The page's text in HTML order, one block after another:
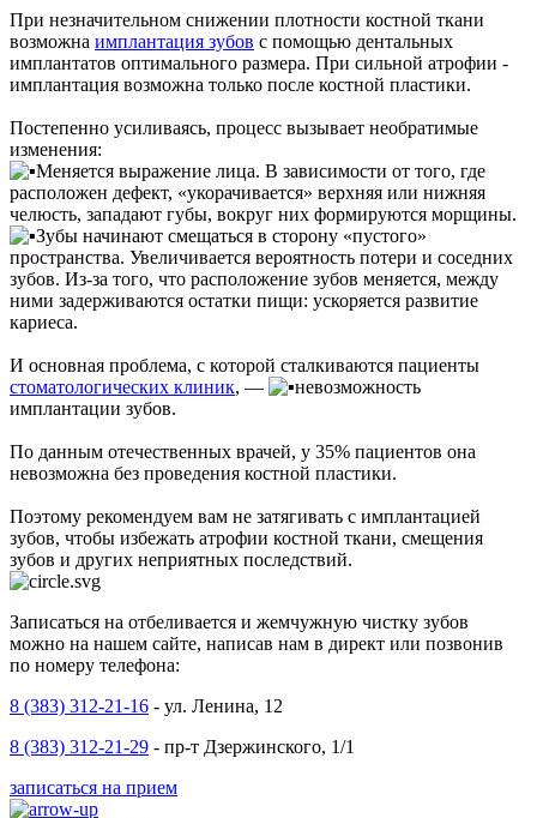
При незначительном снижении плотности костной ткани
возможна имплантация зубов с помощью дентальных
имплантатов оптимального размера. При сильной атрофии -
имплантация возможна только после костной пластики.
Постепенно усиливаясь, процесс вызывает необратимые
изменения:
Меняется выражение лица. В зависимости от того, где
расположен дефект, «укорачивается» верхняя или нижняя
челюсть, западают губы, вокруг них формируются морщины.
Зубы начинают смещаться в сторону «пустого»
пространства. Увеличивается вероятность потери и соседних
зубов. Из-за того, что расположение зубов меняется, между
ними задерживаются остатки пищи: ускоряется развитие
кариеса.
И основная проблема, с которой сталкиваются пациенты
стоматологических клиник, —
невозможность
имплантации зубов.
По данным отечественных врачей, у 35% пациентов она
невозможна без проведения костной пластики.
Поэтому рекомендуем вам не затягивать с имплантацией
зубов, чтобы избежать атрофии костной ткани, смещения
зубов и других неприятных последствий.
Записаться на отбеливается и жемчужную чистку зубов
можно на нашем сайте, написав нам в директ или позвонив
по номеру телефона:
8 (383) 312-21-16 - ул. Ленина, 12
8 (383) 312-21-29 - пр-т Дзержинского, 1/1
записаться на прием